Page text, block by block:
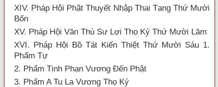
XIV. Pháp Hội Phật Thuyết Nhập Thai Tạng Thứ Mười
Bốn
XV. Pháp Hội Văn Thù Sư Lợi Thọ Ký Thứ Mười Lăm
XVI. Pháp Hội Bồ Tát Kiến Thiệt Thứ Mười Sáu 1.
Phẩm Tự
2. Phẩm Tịnh Phạn Vương Đến Phật
3. Phẩm A Tu La Vương Thọ Ký